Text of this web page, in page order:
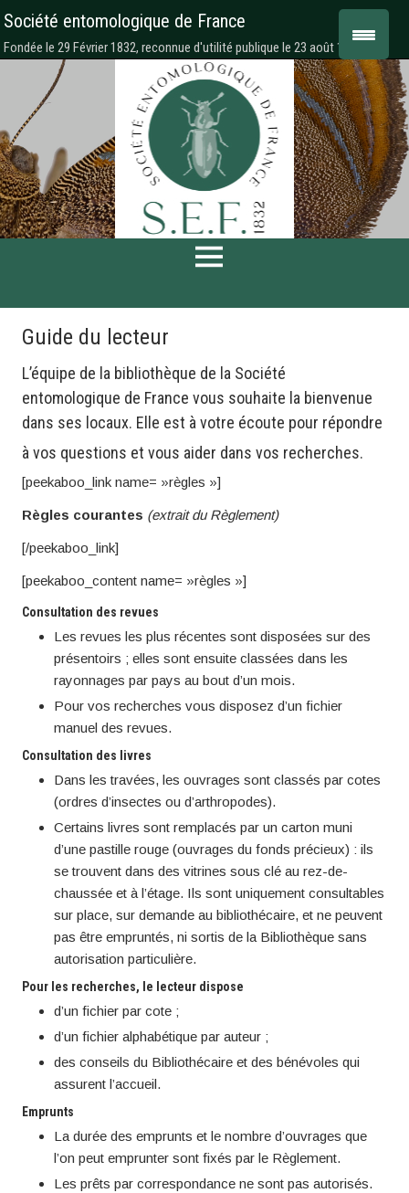
Société entomologique de France
Fondée le 29 Février 1832, reconnue d'utilité publique le 23 août 1878
Guide du lecteur
L’équipe de la bibliothèque de la Société
entomologique de France vous souhaite la bienvenue
dans ses locaux. Elle est à votre écoute pour répondre
à vos questions et vous aider dans vos recherches.
[peekaboo_link name= »règles »]
Règles courantes (extrait du Règlement)
[/peekaboo_link]
[peekaboo_content name= »règles »]
Consultation des revues
Les revues les plus récentes sont disposées sur des
présentoirs ; elles sont ensuite classées dans les
rayonnages par pays au bout d’un mois.
Pour vos recherches vous disposez d’un fichier
manuel des revues.
Consultation des livres
Dans les travées, les ouvrages sont classés par cotes
(ordres d’insectes ou d’arthropodes).
Certains livres sont remplacés par un carton muni
d’une pastille rouge (ouvrages du fonds précieux) : ils
se trouvent dans des vitrines sous clé au rez-de-
chaussée et à l’étage. Ils sont uniquement consultables
sur place, sur demande au bibliothécaire, et ne peuvent
pas être empruntés, ni sortis de la Bibliothèque sans
autorisation particulière.
Pour les recherches, le lecteur dispose
d’un fichier par cote ;
d’un fichier alphabétique par auteur ;
des conseils du Bibliothécaire et des bénévoles qui
assurent l’accueil.
Emprunts
La durée des emprunts et le nombre d’ouvrages que
l’on peut emprunter sont fixés par le Règlement.
Les prêts par correspondance ne sont pas autorisés.